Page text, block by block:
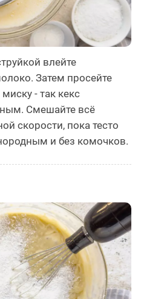
влейте
Затем просейте
- так кекс
Смешайте всё
скорости, пока тесто
и без комочков.